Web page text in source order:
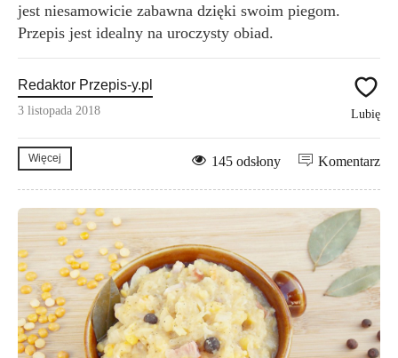
jest niesamowicie zabawna dzięki swoim piegom.
Przepis jest idealny na uroczysty obiad.
Redaktor Przepis-y.pl
3 listopada 2018 Lubię
Więcej Komentarz
145 odsłony